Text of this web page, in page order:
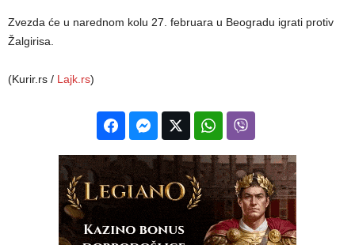
Zvezda će u narednom kolu 27. februara u Beogradu igrati protiv
Žalgirisa.
(Kurir.rs / Lajk.rs)